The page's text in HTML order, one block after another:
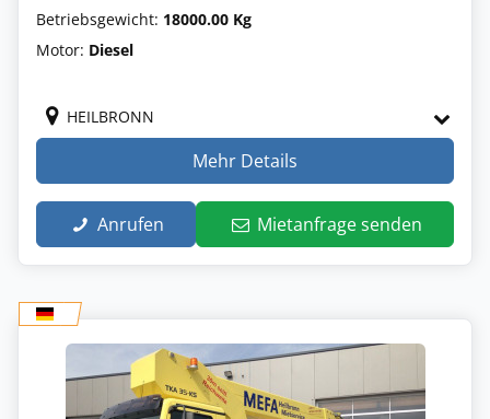
Betriebsgewicht: 18000.00 Kg
Motor: Diesel
HEILBRONN
Mehr Details
Anrufen Mietanfrage senden